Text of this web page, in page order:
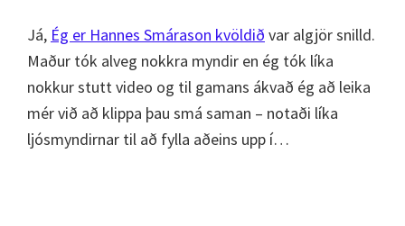
Já, Ég er Hannes Smárason kvöldið var algjör snilld.
Maður tók alveg nokkra myndir en ég tók líka
nokkur stutt video og til gamans ákvað ég að leika
mér við að klippa þau smá saman – notaði líka
ljósmyndirnar til að fylla aðeins upp í…